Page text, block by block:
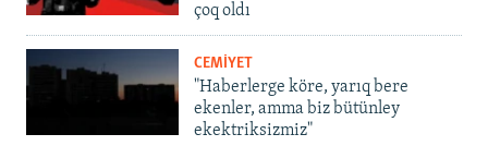
çoq oldı
CEMİYET
"Haberlerge köre, yarıq bere
ekenler, amma biz bütünley
ekektriksizmiz"